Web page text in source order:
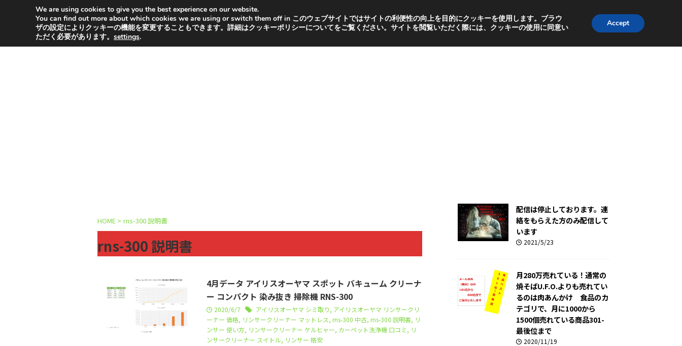
2020年版!売上が上がる!利益のでる!ライバルの仕入れ商品のデータを販売!アマトピア あまログ アマテラスツールで調べず購入へ
Amazon売れ筋ご紹介サイト!アマ売れ
HOME > rns-300 説明書
rns-300 説明書
4月データ アイリスオーヤマ スポット バキューム クリーナ
ー コンパクト 染み抜き 掃除機 RNS-300
2020/6/7 アイリスオーヤマ シミ取り, アイリスオーヤマ リンサークリ
ーナー 価格, リンサークリーナー マットレス, rns-300 中古, rns-300 説明書, リ
ンサー 使い方, リンサークリーナー ケルヒャー, カーペット洗浄機 口コミ, リ
ンサークリーナー スイトル, リンサー 格安
配信は停止しております。連
絡をもらえた方のみ配信して
います
2021/5/23
月280万売れている！通常の
焼そばU.F.O.よりも売れてい
るのは肉あんかけ 食品のカ
テゴリで、月に1000から
1500個売れている商品301-
最後位まで
2020/11/19
We are using cookies to give you the best experience on our website.
You can find out more about which cookies we are using or switch them off in このウェブサイトではサイトの利便性の向上を目的にクッキーを使用します。ブラウ
ザの設定によりクッキーの機能を変更することもできます。詳細はクッキーポリシーについてをご覧ください。サイトを閲覧いただく際には、クッキーの使用に同意い
ただく必要があります。 settings.
Accept